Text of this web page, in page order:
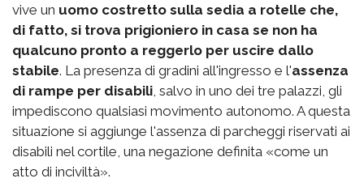
vive un uomo costretto sulla sedia a rotelle che,
di fatto, si trova prigioniero in casa se non ha
qualcuno pronto a reggerlo per uscire dallo
stabile. La presenza di gradini all'ingresso e l'assenza
di rampe per disabili , salvo in uno dei tre palazzi, gli
impediscono qualsiasi movimento autonomo. A questa
situazione si aggiunge l'assenza di parcheggi riservati ai
disabili nel cortile, una negazione definita «come un
atto di inciviltà».